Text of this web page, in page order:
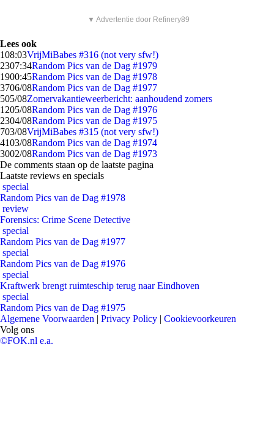
▼ Advertentie door Refinery89
Lees ook
108:03VrijMiBabes #316 (not very sfw!)
2307:34Random Pics van de Dag #1979
1900:45Random Pics van de Dag #1978
3706/08Random Pics van de Dag #1977
505/08Zomervakantieweerbericht: aanhoudend zomers
1205/08Random Pics van de Dag #1976
2304/08Random Pics van de Dag #1975
703/08VrijMiBabes #315 (not very sfw!)
4103/08Random Pics van de Dag #1974
3002/08Random Pics van de Dag #1973
De comments staan op de laatste pagina
Laatste reviews en specials
special
Random Pics van de Dag #1978
review
Forensics: Crime Scene Detective
special
Random Pics van de Dag #1977
special
Random Pics van de Dag #1976
special
Kraftwerk brengt ruimteschip terug naar Eindhoven
special
Random Pics van de Dag #1975
Algemene Voorwaarden | Privacy Policy | Cookievoorkeuren
Volg ons
©FOK.nl e.a.